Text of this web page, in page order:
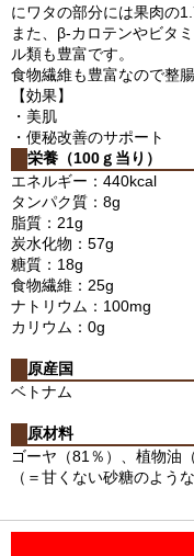
にワタの部分には果肉の
また、β-カロテンやビタ
ル類も豊富です。
食物繊維も豊富なので整
【効果】
・美肌
・便秘改善のサポート
栄養（100ｇ当り）
エネルギー：440kcal
タンパク質：8g
脂質：21g
炭水化物：57g
糖質：18g
食物繊維：25g
ナトリウム：100mg
カリウム：0g
原産国
ベトナム
原材料
ゴーヤ（81％）、植物油
（＝甘くない砂糖のよう